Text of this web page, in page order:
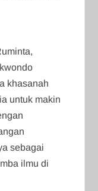
khasanah
untuk makin
sebagai
ilmu di